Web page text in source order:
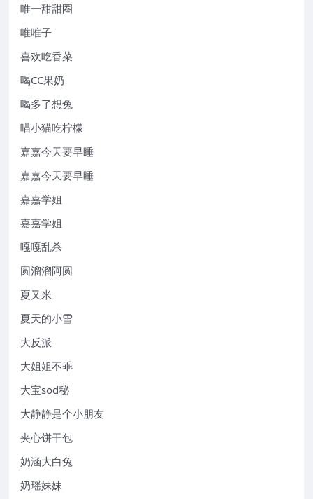
唯一甜甜圈
唯唯子
喜欢吃香菜
喝CC果奶
喝多了想兔
喵小猫吃柠檬
嘉嘉今天要早睡
嘉嘉今天要早睡
嘉嘉学姐
嘉嘉学姐
嘎嘎乱杀
圆溜溜阿圆
夏又米
夏天的小雪
大反派
大姐姐不乖
大宝sod秘
大静静是个小朋友
夹心饼干包
奶涵大白兔
奶瑶妹妹